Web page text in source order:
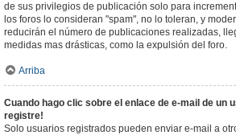
de sus privilegios de publicación solo para
los foros lo consideran "spam", no lo toleran, y
reducirán el número de publicaciones realizadas,
medidas mas drásticas, como la expulsión del foro.
Arriba
Cuando hago clic sobre el enlace de e-mail de un
registre!
Solo usuarios registrados pueden enviar e-mail a